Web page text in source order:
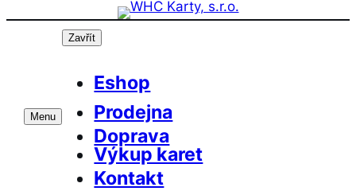
Přeskočit
Menu
Zavřít
Eshop
Prodejna
Doprava
Výkup karet
Kontakt